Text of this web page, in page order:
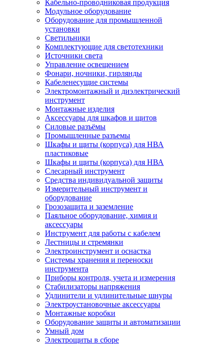
Кабельно-проводниковая продукция
Модульное оборудование
Оборудование для промышленной
установки
Светильники
Комплектующие для светотехники
Источники света
Управление освещением
Фонари, ночники, гирлянды
Кабеленесущие системы
Электромонтажный и диэлектрический
инструмент
Монтажные изделия
Аксессуары для шкафов и щитов
Силовые разъёмы
Промышленные разъемы
Шкафы и щиты (корпуса) для НВА
пластиковые
Шкафы и щиты (корпуса) для НВА
Слесарный инструмент
Средства индивидуальной защиты
Измерительный инструмент и
оборудование
Грозозащита и заземление
Паяльное оборудование, химия и
аксессуары
Инструмент для работы с кабелем
Лестницы и стремянки
Электроинструмент и оснастка
Системы хранения и переноски
инструмента
Приборы контроля, учета и измерения
Стабилизаторы напряжения
Удлинители и удлинительные шнуры
Электроустановочные аксессуары
Монтажные коробки
Оборудование защиты и автоматизации
Умный дом
Электрощиты в сборе